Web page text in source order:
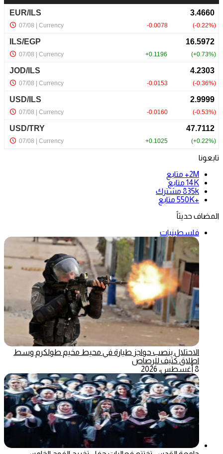
تابعونا
2M+
متابع
14K متابع
835k مشترك
+550K
متابع
المضاف حديثاً
فلسطينيات
الاحتلال ينصب حواجز طيارة في محيط مخيم طولكرم وسط
اطلاق كثيف للرصاص
8 أغسطس، 2026